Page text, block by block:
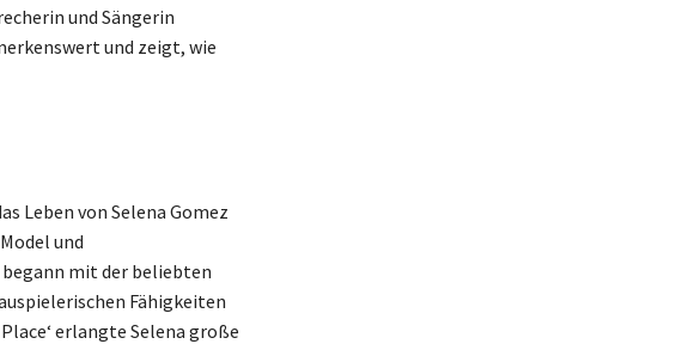
und Sängerin
und zeigt, wie
Leben von Selena Gomez
und
mit der beliebten
Fähigkeiten
erlangte Selena große